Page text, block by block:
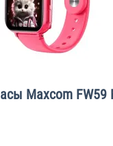
Maxcom FW59